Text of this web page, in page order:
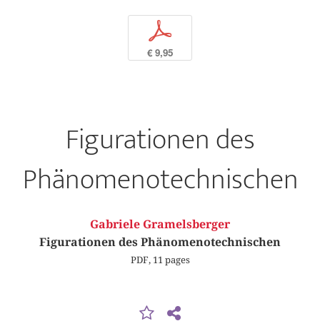
p
€ 9,95
Figurationen des
Phänomenotechnischen
Gabriele Gramelsberger
Figurationen des Phänomenotechnischen
PDF, 11 pages